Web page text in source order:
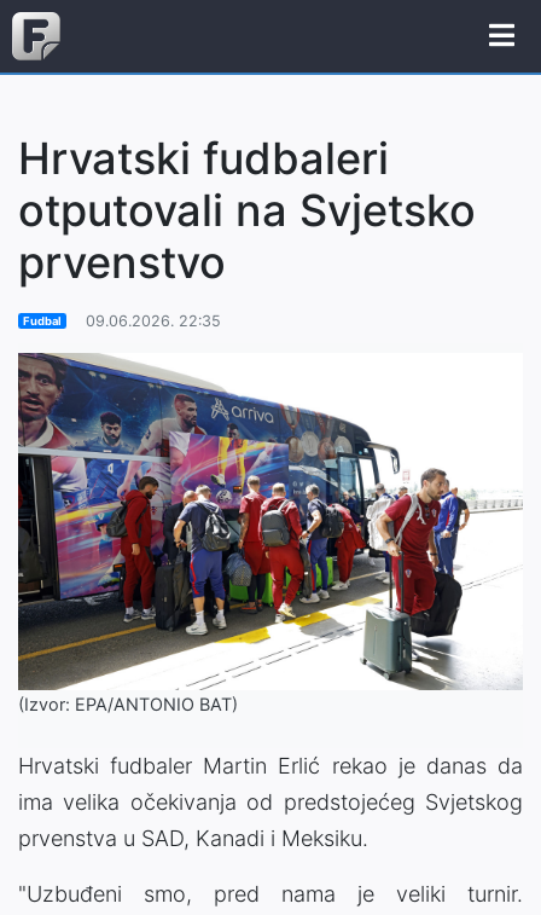
Hrvatski fudbaleri
otputovali na Svjetsko
prvenstvo
Fudbal 09.06.2026. 22:35
(Izvor: EPA/ANTONIO BAT)
Hrvatski fudbaler Martin Erlić rekao je danas da
ima velika očekivanja od predstojećeg Svjetskog
prvenstva u SAD, Kanadi i Meksiku.
"Uzbuđeni smo, pred nama je veliki turnir.